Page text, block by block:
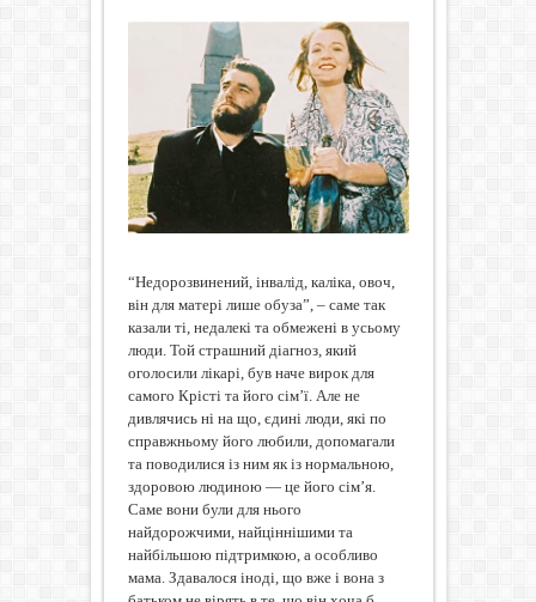
“Недорозвинений, інвалід, каліка, овоч,
він для матері лише обуза”, – саме так
казали ті, недалекі та обмежені в усьому
люди. Той страшний діагноз, який
оголосили лікарі, був наче вирок для
самого Крісті та його сім’ї. Але не
дивлячись ні на що, єдині люди, які по
справжньому його любили, допомагали
та поводилися із ним як із нормальною,
здоровою людиною — це його сім’я.
Саме вони були для нього
найдорожчими, найціннішими та
найбільшою підтримкою, а особливо
мама. Здавалося іноді, що вже і вона з